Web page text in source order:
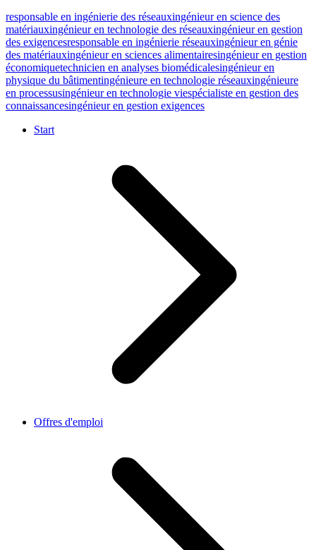
responsable en ingénierie des réseauxingénieur en science des
matériauxingénieur en technologie des réseauxingénieur en gestion
des exigencesresponsable en ingénierie réseauxingénieur en génie
des matériauxingénieur en sciences alimentairesingénieur en gestion
économiquetechnicien en analyses biomédicalesingénieur en
physique du bâtimentingénieure en technologie réseauxingénieure
en processusingénieur en technologie viespécialiste en gestion des
connaissancesingénieur en gestion exigences
Start
Offres d'emploi